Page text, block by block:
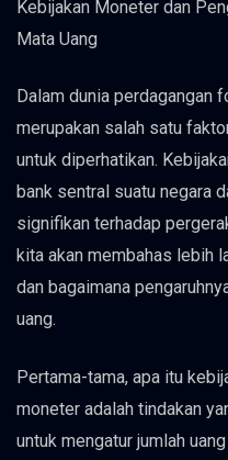
Kebijakan Moneter dan
Mata Uang
Dalam dunia perdagangan
merupakan salah satu
untuk diperhatikan.
bank sentral suatu negara
signifikan terhadap
kita akan membahas lebih
dan bagaimana
uang.
Pertama-tama, apa itu
moneter adalah tindakan
untuk mengatur jumlah